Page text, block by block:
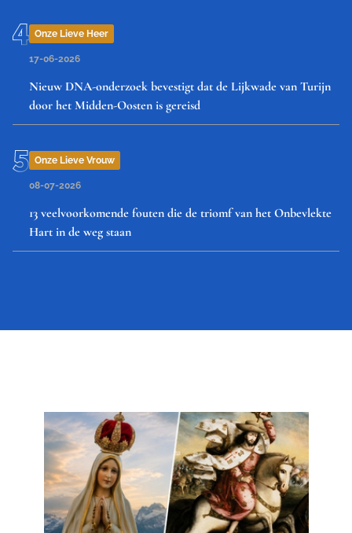
Onze Lieve Heer
17-06-2026
Nieuw DNA-onderzoek bevestigt dat de Lijkwade van Turijn
door het Midden-Oosten is gereisd
Onze Lieve Vrouw
08-07-2026
13 veelvoorkomende fouten die de triomf van het Onbevlekte
Hart in de weg staan